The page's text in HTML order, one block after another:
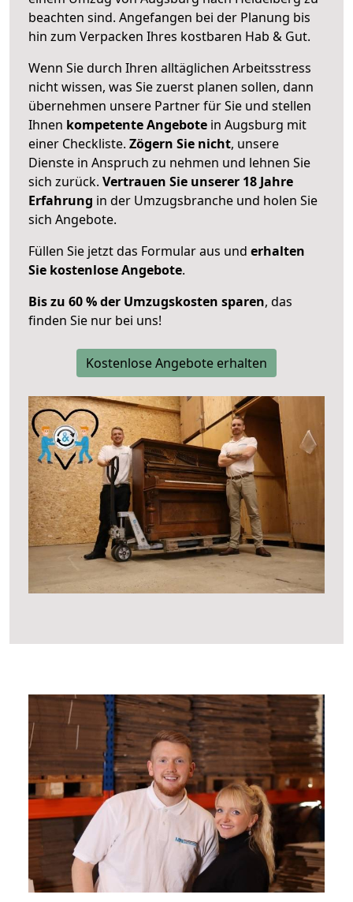
beachten sind. Angefangen bei der Planung bis
hin zum Verpacken Ihres kostbaren Hab & Gut.
Wenn Sie durch Ihren alltäglichen Arbeitsstress
nicht wissen, was Sie zuerst planen sollen, dann
übernehmen unsere Partner für Sie und stellen
Ihnen kompetente Angebote in Augsburg mit
einer Checkliste. Zögern Sie nicht, unsere
Dienste in Anspruch zu nehmen und lehnen Sie
sich zurück. Vertrauen Sie unserer 18 Jahre
Erfahrung in der Umzugsbranche und holen Sie
sich Angebote.
Füllen Sie jetzt das Formular aus und erhalten
Sie kostenlose Angebote.
Bis zu 60 % der Umzugskosten sparen, das
finden Sie nur bei uns!
Kostenlose Angebote erhalten